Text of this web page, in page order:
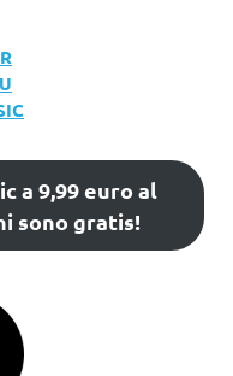
a 9,99 euro al
sono gratis!